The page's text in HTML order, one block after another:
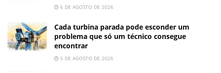
6 DE AGOSTO DE 2026
Cada turbina parada pode esconder um
problema que só um técnico consegue
encontrar
5 DE AGOSTO DE 2026